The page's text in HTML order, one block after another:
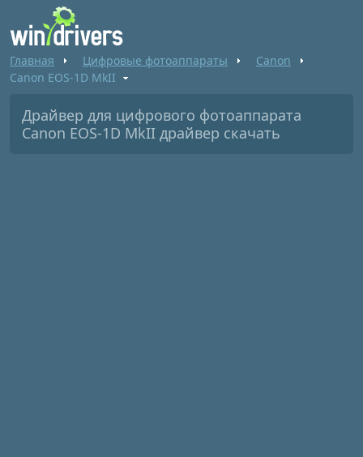
Главная Цифровые фотоаппараты
Canon
Canon EOS-1D MkII
Драйвер для цифрового фотоаппарата
Canon EOS-1D MkII драйвер скачать